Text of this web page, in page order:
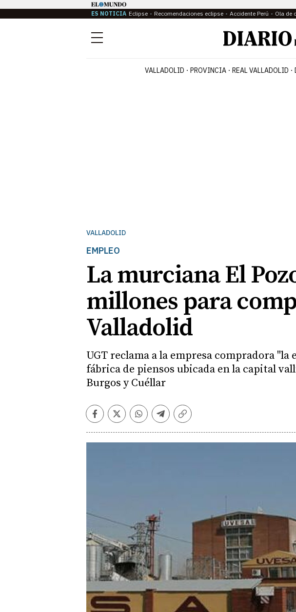
ES NOTICIA Eclipse Recomendaciones eclipse Accidente Perú Ola de
Menú
VALLADOLID PROVINCIA REAL VALLADOLID
VALLADOLID
EMPLEO
La murciana El
millones para
Valladolid
UGT reclama a la empresa compradora
fábrica de piensos ubicada en la capital
Burgos y Cuéllar
Facebook
TwitterWhatsapp
Telegram
Copiar